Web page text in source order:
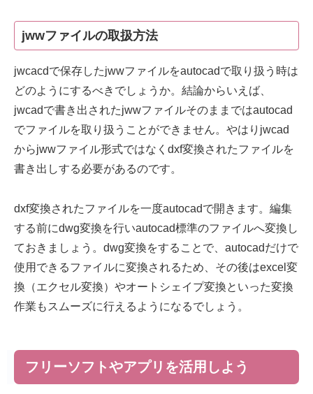
jwwファイルの取扱方法
jwcacdで保存したjwwファイルをautocadで取り扱う時は
どのようにするべきでしょうか。結論からいえば、
jwcadで書き出されたjwwファイルそのままではautocad
でファイルを取り扱うことができません。やはりjwcad
からjwwファイル形式ではなくdxf変換されたファイルを
書き出しする必要があるのです。
dxf変換されたファイルを一度autocadで開きます。編集
する前にdwg変換を行いautocad標準のファイルへ変換し
ておきましょう。dwg変換をすることで、autocadだけで
使用できるファイルに変換されるため、その後はexcel変
換（エクセル変換）やオートシェイプ変換といった変換
作業もスムーズに行えるようになるでしょう。
フリーソフトやアプリを活用しよう